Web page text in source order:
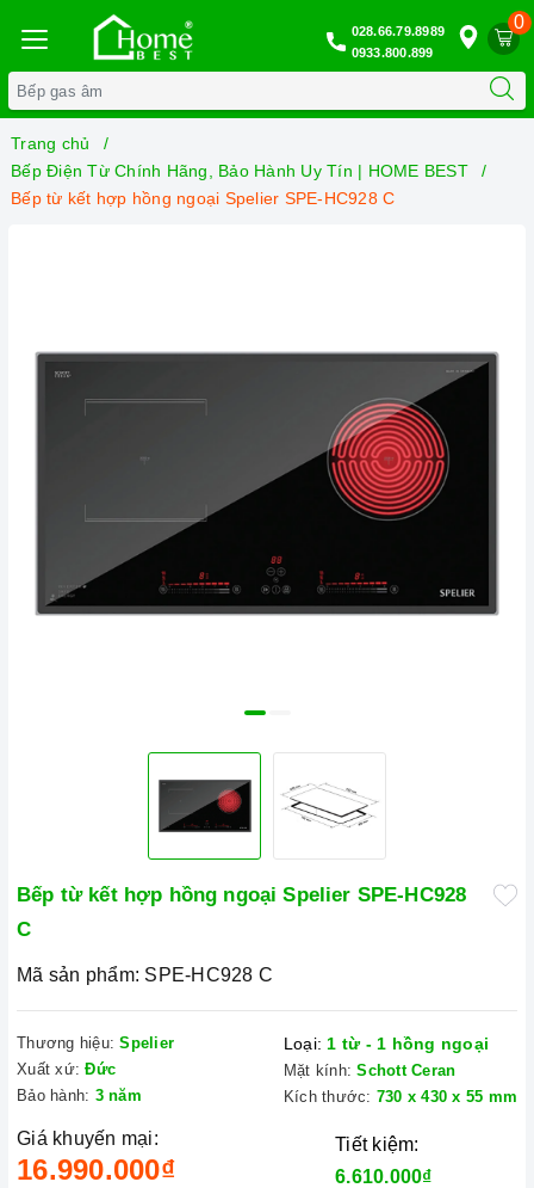
0
028.66.79.8989
0933.800.899
Trang chủ
Bếp Điện Từ Chính Hãng, Bảo Hành Uy Tín | HOME BEST
Bếp từ kết hợp hồng ngoại Spelier SPE-HC928 C
Bếp từ kết hợp hồng ngoại Spelier SPE-HC928
C
Mã sản phẩm: SPE-HC928 C
Thương hiệu: Spelier
Xuất xứ: Đức
Bảo hành: 3 năm
Loại: 1 từ - 1 hồng ngoại
Mặt kính: Schott Ceran
Kích thước: 730 x 430 x 55 mm
Giá khuyến mại:
16.990.000₫
Tiết kiệm:
6.610.000₫